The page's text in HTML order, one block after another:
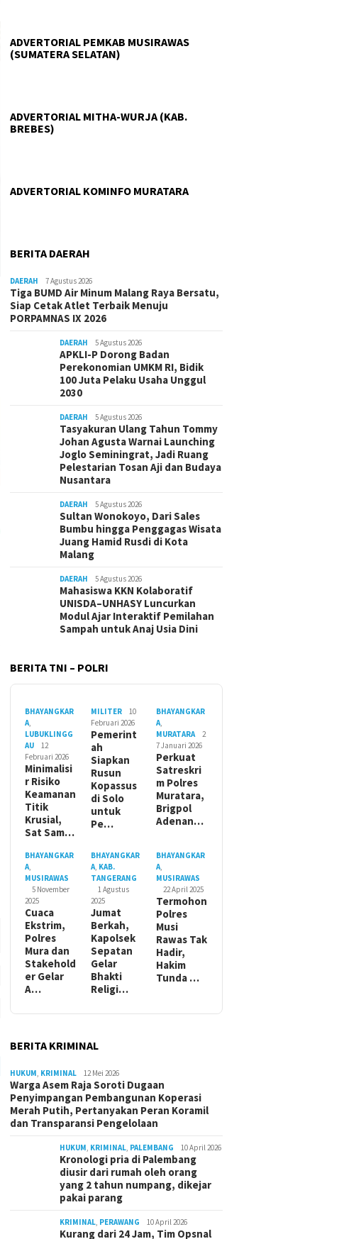
ADVERTORIAL PEMKAB MUSIRAWAS
(SUMATERA SELATAN)
ADVERTORIAL MITHA-WURJA (KAB.
BREBES)
ADVERTORIAL KOMINFO MURATARA
BERITA DAERAH
DAERAH 7 Agustus 2026
Tiga BUMD Air Minum Malang Raya Bersatu,
Siap Cetak Atlet Terbaik Menuju
PORPAMNAS IX 2026
DAERAH 5 Agustus 2026
APKLI-P Dorong Badan
Perekonomian UMKM RI, Bidik
100 Juta Pelaku Usaha Unggul
2030
DAERAH 5 Agustus 2026
Tasyakuran Ulang Tahun Tommy
Johan Agusta Warnai Launching
Joglo Seminingrat, Jadi Ruang
Pelestarian Tosan Aji dan Budaya
Nusantara
DAERAH 5 Agustus 2026
Sultan Wonokoyo, Dari Sales
Bumbu hingga Penggagas Wisata
Juang Hamid Rusdi di Kota
Malang
DAERAH 5 Agustus 2026
Mahasiswa KKN Kolaboratif
UNISDA–UNHASY Luncurkan
Modul Ajar Interaktif Pemilahan
Sampah untuk Anaj Usia Dini
BERITA TNI – POLRI
BHAYANGKAR
A,
LUBUKLINGG
AU
12
Februari 2026
Minimalisi
r Risiko
Keamanan
Titik
Krusial,
Sat Sam…
MILITER
10
Februari 2026
Pemerint
ah
Siapkan
Rusun
Kopassus
di Solo
untuk
Pe…
BHAYANGKAR
A,
MURATARA
2
7 Januari 2026
Perkuat
Satreskri
m Polres
Muratara,
Brigpol
Adenan…
BHAYANGKAR
A,
MUSIRAWAS
5 November
2025
Cuaca
Ekstrim,
Polres
Mura dan
Stakehold
er Gelar
A…
BHAYANGKAR
A, KAB.
TANGERANG
1 Agustus
2025
Jumat
Berkah,
Kapolsek
Sepatan
Gelar
Bhakti
Religi…
BHAYANGKAR
A,
MUSIRAWAS
22 April 2025
Termohon
Polres
Musi
Rawas Tak
Hadir,
Hakim
Tunda …
BERITA KRIMINAL
HUKUM, KRIMINAL 12 Mei 2026
Warga Asem Raja Soroti Dugaan
Penyimpangan Pembangunan Koperasi
Merah Putih, Pertanyakan Peran Koramil
dan Transparansi Pengelolaan
HUKUM, KRIMINAL, PALEMBANG 10 April 2026
Kronologi pria di Palembang
diusir dari rumah oleh orang
yang 2 tahun numpang, dikejar
pakai parang
KRIMINAL, PERAWANG 10 April 2026
Kurang dari 24 Jam, Tim Opsnal